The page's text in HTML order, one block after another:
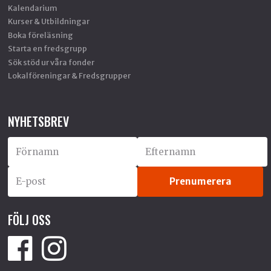
Kalendarium
Kurser & Utbildningar
Boka föreläsning
Starta en fredsgrupp
Sök stöd ur våra fonder
Lokalföreningar & Fredsgrupper
NYHETSBREV
FÖLJ OSS